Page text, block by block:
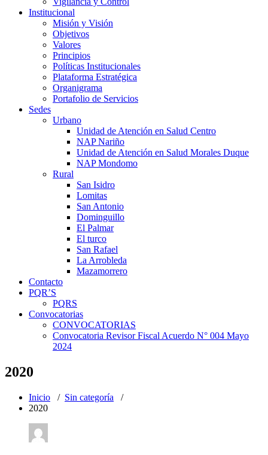
Institucional
Misión y Visión
Objetivos
Valores
Principios
Políticas Institucionales
Plataforma Estratégica
Organigrama
Portafolio de Servicios
Sedes
Urbano
Unidad de Atención en Salud Centro
NAP Nariño
Unidad de Atención en Salud Morales Duque
NAP Mondomo
Rural
San Isidro
Lomitas
San Antonio
Dominguillo
El Palmar
El turco
San Rafael
La Arrobleda
Mazamorrero
Contacto
PQR’S
PQRS
Convocatorias
CONVOCATORIAS
Convocatoria Revisor Fiscal Acuerdo N° 004 Mayo
2024
2020
Inicio / Sin categoría /
2020